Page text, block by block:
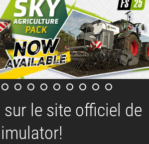
sur le site officiel de